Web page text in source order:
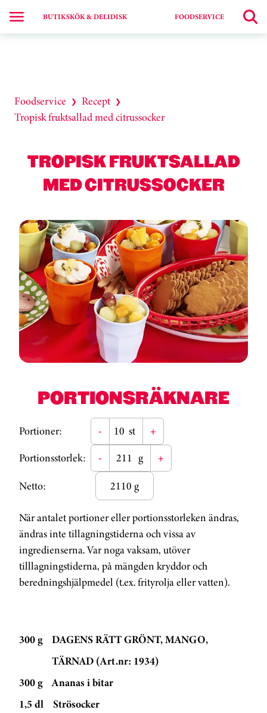
BUTIKSKÖK & DELIDISK FOODSERVICE
Foodservice ❯ Recept ❯
Tropisk fruktsallad med citrussocker
TROPISK FRUKTSALLAD
MED CITRUSSOCKER
PORTIONSRÄKNARE
Portioner: - st
+
Portionsstorlek:
- g
+
Netto:
2110 g
När antalet portioner eller portionsstorleken ändras,
ändras inte tillagningstiderna och vissa av
ingredienserna. Var noga vaksam, utöver
tilllagningstiderna, på mängden kryddor och
beredningshjälpmedel (t.ex. frityrolja eller vatten).
300 g
DAGENS RÄTT GRÖNT, MANGO,
TÄRNAD (Art.nr: 1934)
300 g
Ananas i bitar
1,5 dl
Strösocker